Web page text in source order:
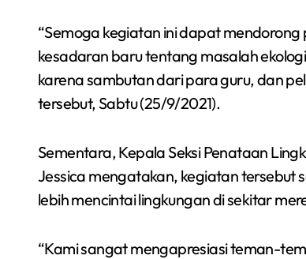
“Semoga kegiatan ini dapat mendorong
kesadaran baru tentang masalah
karena sambutan dari para guru, dan
tersebut, Sabtu (25/9/2021).
Sementara, Kepala Seksi Penataan
Jessica mengatakan, kegiatan
lebih mencintai lingkungan di sekitar
“Kami sangat mengapresiasi teman-